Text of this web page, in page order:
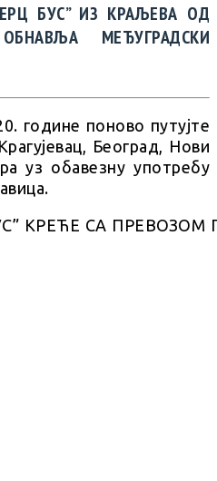
БУС” ИЗ КРАЉЕВА ОД
МЕЂУГРАДСКИ
године поново путујте
Београд, Нови
уз обавезну употребу